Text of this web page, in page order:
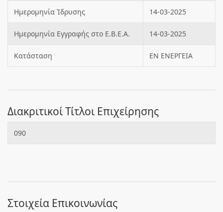
Ημερομηνία Ίδρυσης 14-03-2025
Ημερομηνία Εγγραφής στο Ε.Β.Ε.Α. 14-03-2025
Κατάσταση ΕΝ ΕΝΕΡΓΕΙΑ
Διακριτικοί Τίτλοι Επιχείρησης
090
Στοιχεία Επικοινωνίας